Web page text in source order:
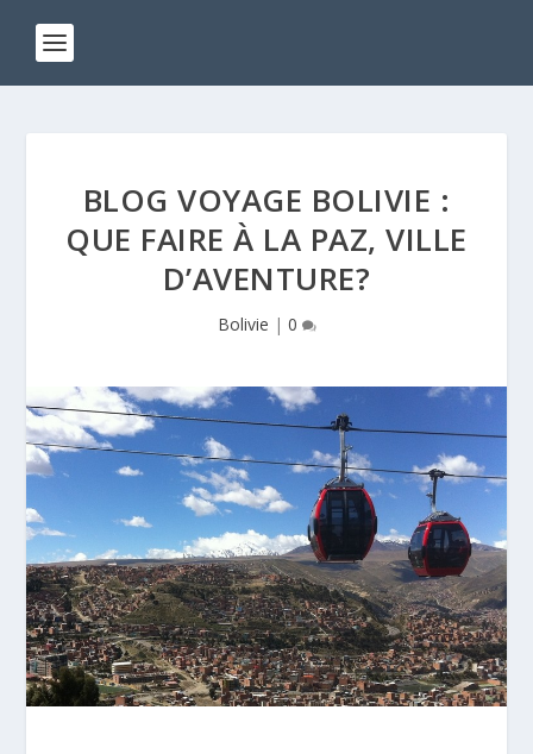
BLOG VOYAGE BOLIVIE :
QUE FAIRE À LA PAZ, VILLE
D’AVENTURE?
Bolivie | 0